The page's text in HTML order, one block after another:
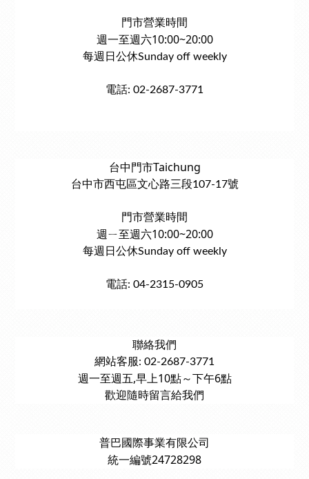
門市營業時間
週一至週六10:00~20:00
每週日公休Sunday off weekly
電話: 02-2687-3771
台中門市Taichung
台中市西屯區文心路三段107-17號
門市營業時間
週ㄧ至週六10:00~20:00
每週日公休Sunday off weekly
電話: 04-2315-0905
聯絡我們
網站客服: 02-2687-3771
週一至週五,早上10點～下午6點
歡迎隨時留言給我們
普巴國際事業有限公司
統一編號24728298